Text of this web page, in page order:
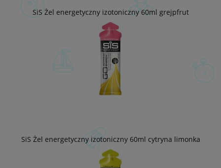
SiS Żel energetyczny izotoniczny 60ml grejpfrut
SiS Żel energetyczny izotoniczny 60ml cytryna limonka